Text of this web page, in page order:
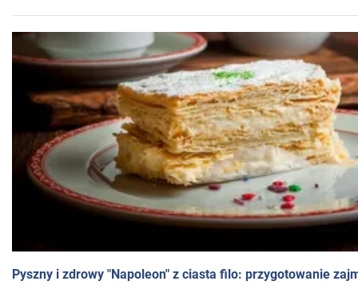
Pyszny i zdrowy "Napoleon" z ciasta filo: przygotowanie